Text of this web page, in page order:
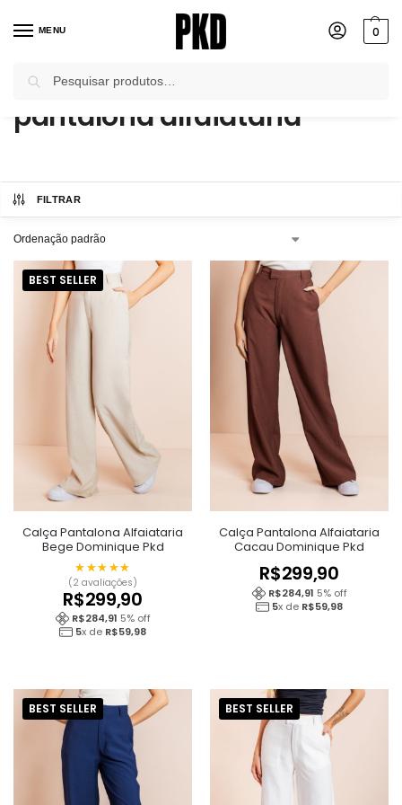
MENU 0
Início / Produtos marcados com a tag “pantalona alfaiataria”
pantalona alfaiataria
FILTRAR
BEST SELLER
Calça Pantalona Alfaiataria
Bege Dominique Pkd
R$299,90
★★★★★
★★★★★
(2 avaliações)
R$284,91 5% off
5x de R$59,98
Calça Pantalona Alfaiataria
Cacau Dominique Pkd
R$299,90
R$284,91 5% off
5x de R$59,98
BEST SELLER BEST SELLER